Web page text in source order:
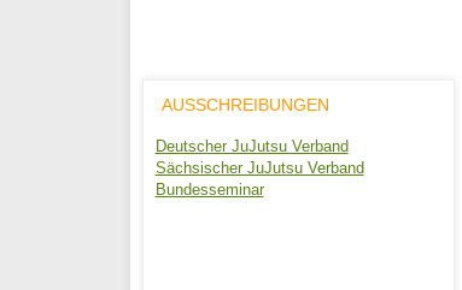
AUSSCHREIBUNGEN
Deutscher JuJutsu Verband
Sächsischer JuJutsu Verband
Bundesseminar